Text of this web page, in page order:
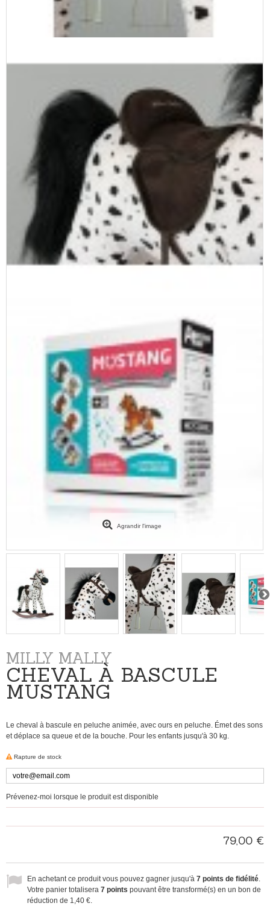
Agrandir l'image
MILLY MALLY
CHEVAL À BASCULE
MUSTANG
Le cheval à bascule en peluche animée, avec ours en peluche. Émet des sons
et déplace sa queue et de la bouche. Pour les enfants jusqu'à 30 kg.
Rapture de stock
Prévenez-moi lorsque le produit est disponible
79,00 €
En achetant ce produit vous pouvez gagner jusqu'à 7 points de fidélité
Votre panier totalisera 7 points pouvant être transformé(s) en un bon de
réduction de 1,40 €